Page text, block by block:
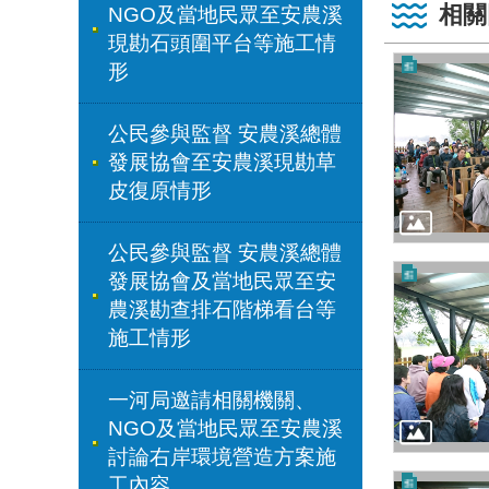
NGO及當地民眾至安農溪
現勘石頭圍平台等施工情
形
公民參與監督 安農溪總體
發展協會至安農溪現勘草
皮復原情形
公民參與監督 安農溪總體
發展協會及當地民眾至安
農溪勘查排石階梯看台等
施工情形
一河局邀請相關機關、
NGO及當地民眾至安農溪
討論右岸環境營造方案施
相